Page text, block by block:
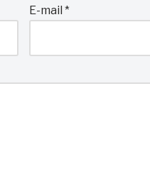
E-mail*